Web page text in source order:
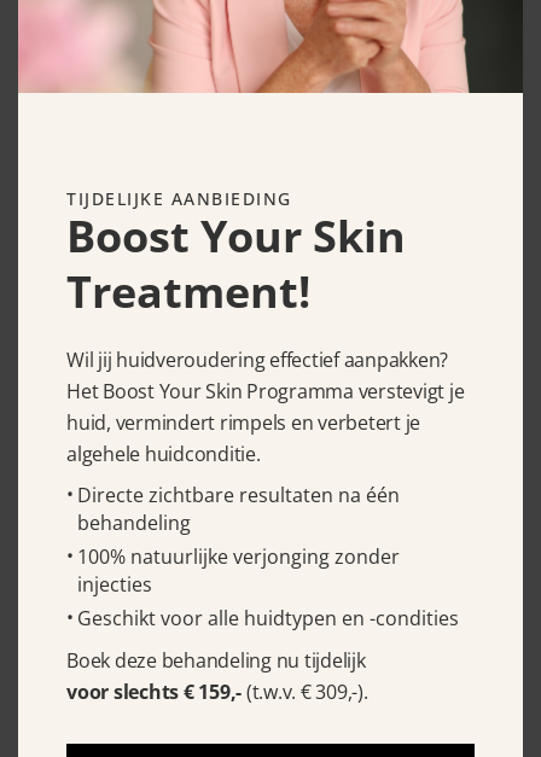
Murad Heartleaf Gentle
Genosys Snow Booster
57.50
TIJDELIJKE AANBIEDING
Boost Your Skin
Treatment!
Wil jij huidveroudering effectief aanpakken?
Het Boost Your Skin Programma verstevigt je
huid, vermindert rimpels en verbetert je
algehele huidconditie.
Directe zichtbare resultaten na één
behandeling
100% natuurlijke verjonging zonder
injecties
Geschikt voor alle huidtypen en -condities
Boek deze behandeling nu tijdelijk
voor slechts € 159,-(t.w.v. € 309,-).